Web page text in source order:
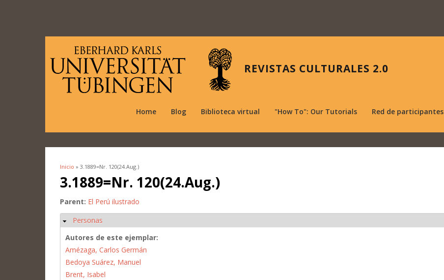
REVISTAS CULTURALES 2.0
Home Blog Biblioteca virtual "How To": Our Tutorials Red de participantes
Se encuentra usted aquí
Inicio » 3.1889=Nr. 120(24.Aug.)
3.1889=Nr. 120(24.Aug.)
Parent: El Perú ilustrado
Ocultar
Personas
Autores de este ejemplar:
Amézaga, Carlos Germán
Bedoya Suárez, Manuel
Brent, Isabel